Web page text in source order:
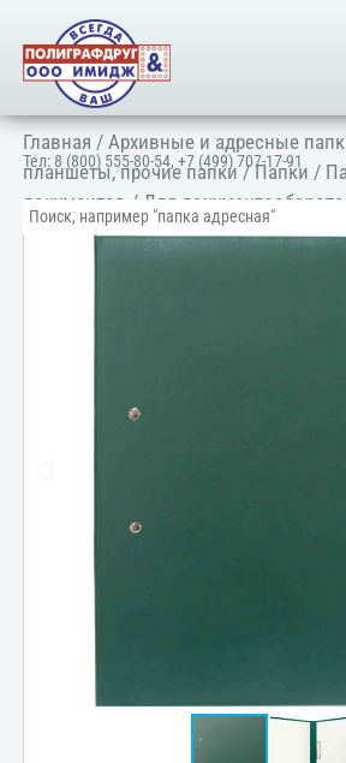
Тел: 8 (800) 555-80-54,+7 (499) 707-17-91
Главная /Архивные и адресные
планшеты, прочие папки/Папки /
документов / Для документооборота